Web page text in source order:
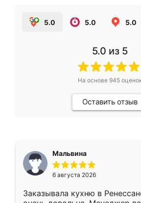
5.0 5.0 5.0
5.0 из 5
На основе 945
Оставить отзыв
Мальвина
6 августа 2026
Заказывала кухню в